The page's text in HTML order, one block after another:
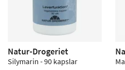
Natur-Drogeriet
Silymarin - 90 kapslar